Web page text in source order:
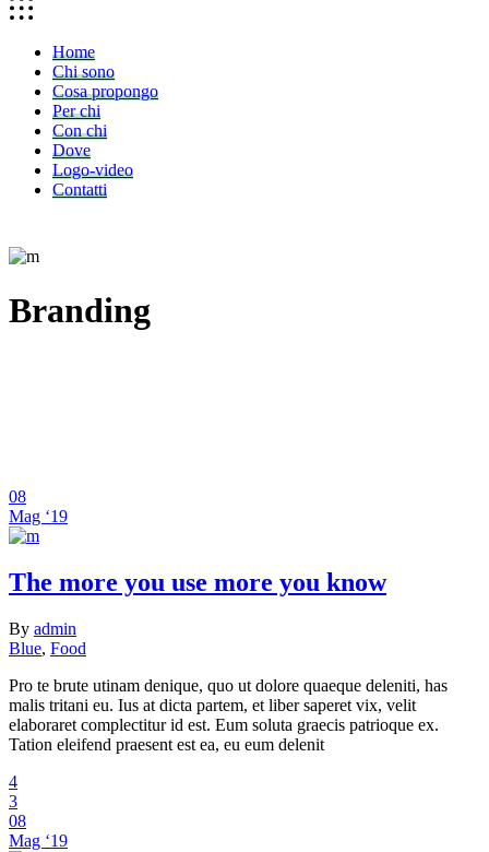
Home
Chi sono
Cosa propongo
Per chi
Con chi
Dove
Logo-video
Contatti
Branding
08
Mag ‘19
The more you use more you know
By admin
Blue, Food
Pro te brute utinam denique, quo ut dolore quaeque deleniti, has
malis tritani eu. Ius at dicta partem, et liber saperet vix, velit
elaboraret complectitur id est. Eum soluta graecis patrioque ex.
Tation eleifend praesent est ea, eu eum delenit
4
3
08
Mag ‘19